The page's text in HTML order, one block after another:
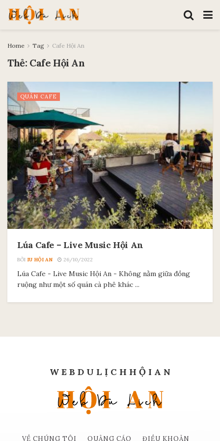
Home Tag Cafe Hội An
Thẻ: Cafe Hội An
QUÁN CAFE
Lúa Cafe – Live Music Hội An
BỞI IU HỘI AN 26/10/2022
Lúa Cafe - Live Music Hội An - Không nằm giữa đồng
ruộng như một số quán cà phê khác ...
W E B D U L Ị C H H Ộ I A N
VỀ CHÚNG TÔI QUẢNG CÁO ĐIỀU KHOẢN